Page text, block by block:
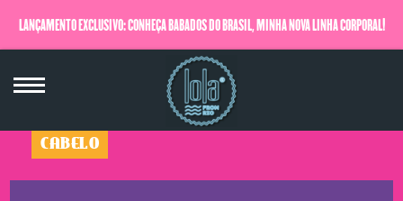
LANÇAMENTO EXCLUSIVO: CONHEÇA BABADOS DO BRASIL, MINHA NOVA LINHA CORPORAL!
QUERO SABER MAIS
CABELO